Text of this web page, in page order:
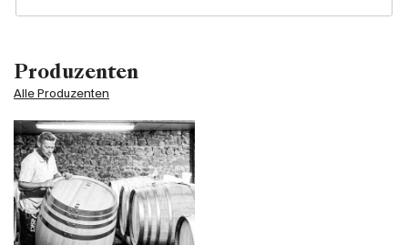
Produzenten
Alle Produzenten